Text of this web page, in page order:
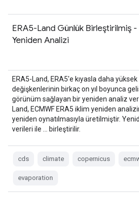
ERA5-Land Günlük Birleştirilmiş
Yeniden Analizi
ERA5-Land, ERA5'e kıyasla daha
değişkenlerinin birkaç on yıl boyunca
görünüm sağlayan bir yeniden analiz
Land, ECMWF ERA5 iklim yeniden
yeniden oynatılmasıyla üretilmiştir.
verileri ile … birleştirilir.
cds climate copernicus
evaporation